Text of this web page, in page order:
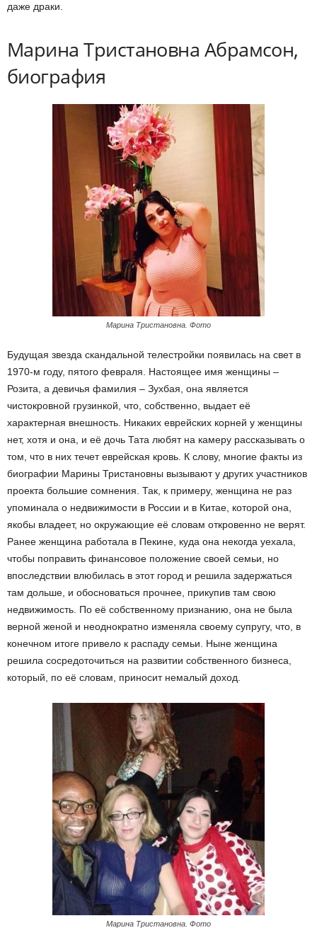
даже драки.
Марина Тристановна Абрамсон,
биография
Марина Тристановна. Фото
Будущая звезда скандальной телестройки появилась на свет в
1970-м году, пятого февраля. Настоящее имя женщины –
Розита, а девичья фамилия – Зухбая, она является
чистокровной грузинкой, что, собственно, выдает её
характерная внешность. Никаких еврейских корней у женщины
нет, хотя и она, и её дочь Тата любят на камеру рассказывать о
том, что в них течет еврейская кровь. К слову, многие факты из
биографии Марины Тристановны вызывают у других участников
проекта большие сомнения. Так, к примеру, женщина не раз
упоминала о недвижимости в России и в Китае, которой она,
якобы владеет, но окружающие её словам откровенно не верят.
Ранее женщина работала в Пекине, куда она некогда уехала,
чтобы поправить финансовое положение своей семьи, но
впоследствии влюбилась в этот город и решила задержаться
там дольше, и обосноваться прочнее, прикупив там свою
недвижимость. По её собственному признанию, она не была
верной женой и неоднократно изменяла своему супругу, что, в
конечном итоге привело к распаду семьи. Ныне женщина
решила сосредоточиться на развитии собственного бизнеса,
который, по её словам, приносит немалый доход.
Марина Тристановна. Фото